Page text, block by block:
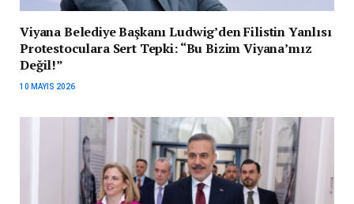
Viyana Belediye Başkanı Ludwig’den Filistin Yanlısı
Protestoculara Sert Tepki: “Bu Bizim Viyana’mız
Değil!”
10 MAYIS 2026